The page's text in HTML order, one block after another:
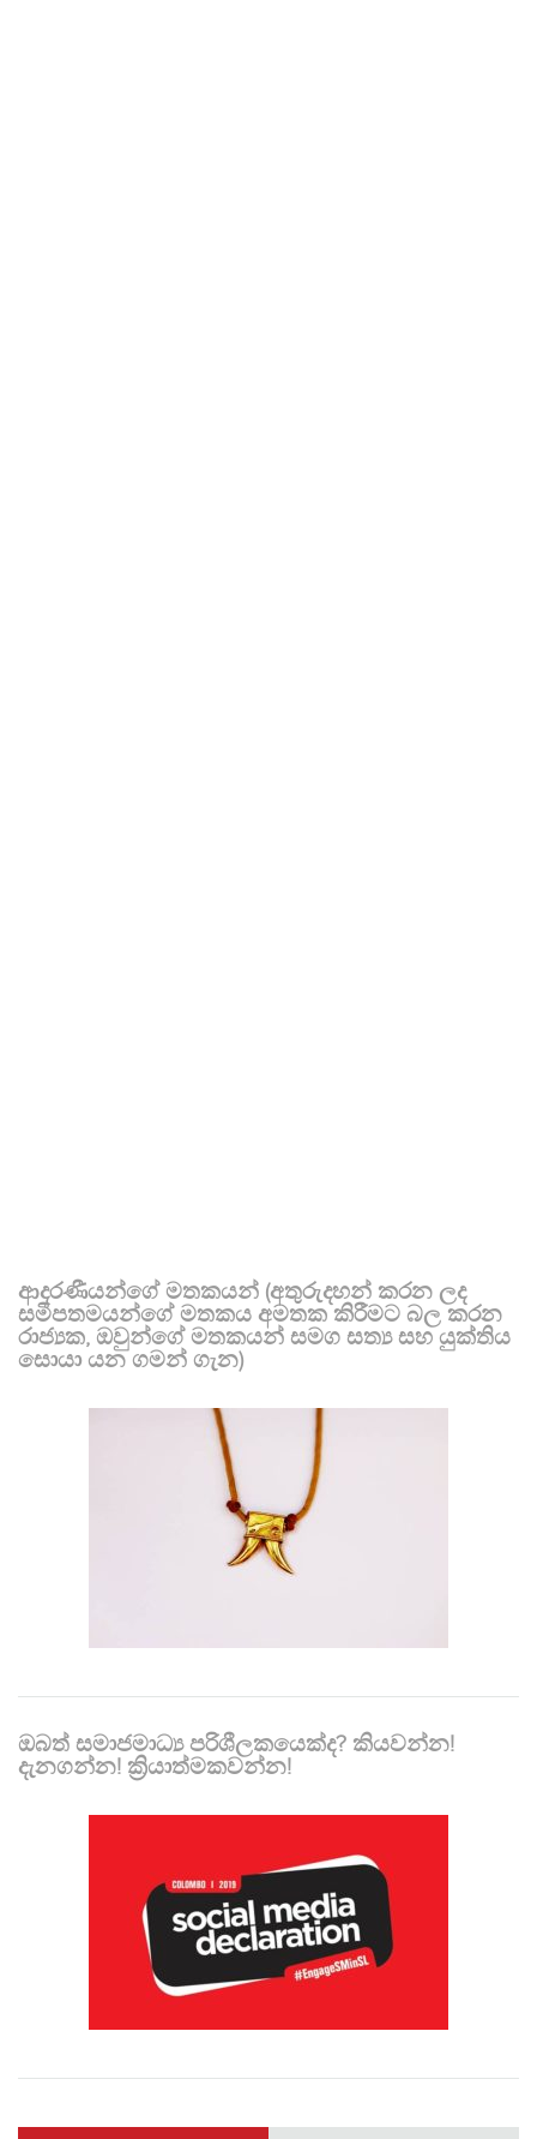
ආදරණීයන්ගේ මතකයන් (අතුරුදහන් කරන ලද
සමීපතමයන්ගේ මතකය අමතක කිරීමට බල කරන
රාජ්‍යක, ඔවුන්ගේ මතකයන් සමග සත්‍ය සහ යුක්තිය
සොයා යන ගමන් ගැන)
ඔබත් සමාජමාධ්‍ය පරිශීලකයෙක්ද? කියවන්න!
දැනගන්න! ක්‍රියාත්මකවන්න!